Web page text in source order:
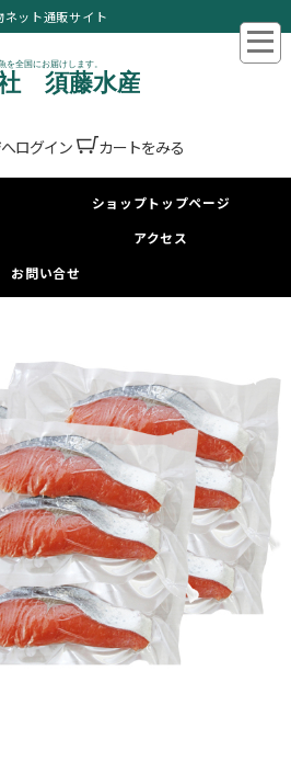
ット通販サイト
ログイン カートをみる
ショップトップページ
アクセス
お問い合せ